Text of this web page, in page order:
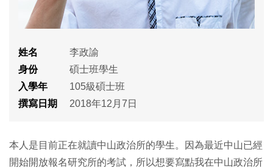
姓名
李政諭
身份
碩士班學生
入學年
105級碩士班
撰寫日期
2018年12月7日
本人是目前正在就讀中山政治所的學生。因為最近中山已經
開始開放報名研究所的考試，所以想要寫點我在中山政治所